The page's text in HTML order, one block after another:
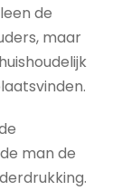
de
maar
man de